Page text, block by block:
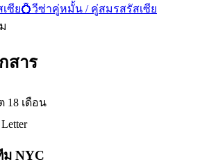
เซีย💍วีซ่าคู่หมั้น / คู่สมรสรัสเซีย
สาร
18 เดือน
NYC